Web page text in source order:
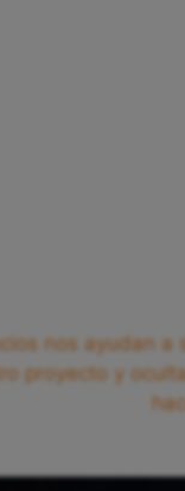
nos ayudan
proyecto y